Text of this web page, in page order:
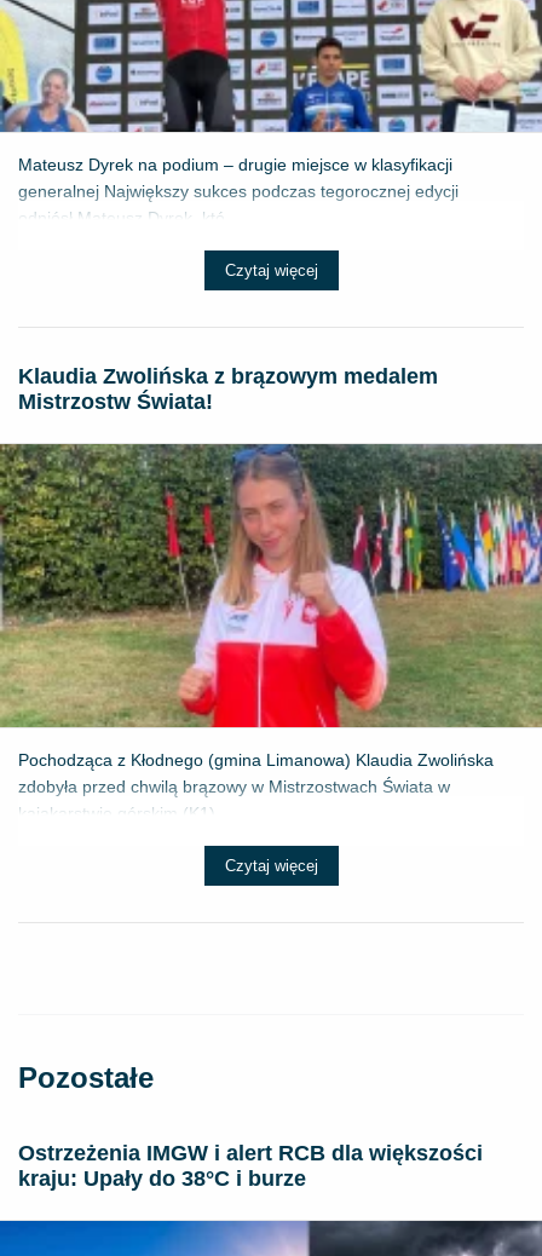
Mateusz Dyrek na podium – drugie miejsce w klasyfikacji
generalnej Największy sukces podczas tegorocznej edycji
odniósł Mateusz Dyrek, któ...
Czytaj więcej
Klaudia Zwolińska z brązowym medalem
Mistrzostw Świata!
Pochodząca z Kłodnego (gmina Limanowa) Klaudia Zwolińska
zdobyła przed chwilą brązowy w Mistrzostwach Świata w
kajakarstwie górskim (K1) ...
Czytaj więcej
Pozostałe
Ostrzeżenia IMGW i alert RCB dla większości
kraju: Upały do 38°C i burze